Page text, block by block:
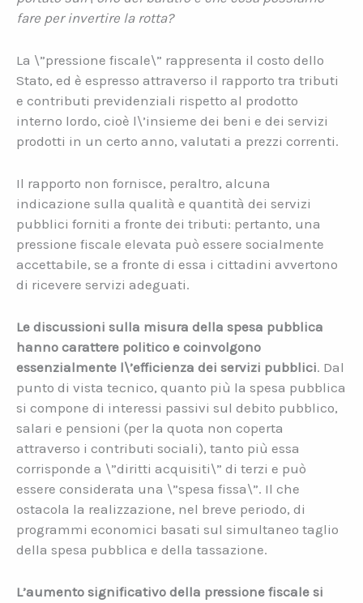
fare per invertire la rotta?
La \”pressione fiscale\” rappresenta il costo dello
Stato, ed è espresso attraverso il rapporto tra tributi
e contributi previdenziali rispetto al prodotto
interno lordo, cioè l\’insieme dei beni e dei servizi
prodotti in un certo anno, valutati a prezzi correnti.
Il rapporto non fornisce, peraltro, alcuna
indicazione sulla qualità e quantità dei servizi
pubblici forniti a fronte dei tributi: pertanto, una
pressione fiscale elevata può essere socialmente
accettabile, se a fronte di essa i cittadini avvertono
di ricevere servizi adeguati.
Le discussioni sulla misura della spesa pubblica
hanno carattere politico e coinvolgono
essenzialmente l\’efficienza dei servizi pubblici. Dal
punto di vista tecnico, quanto più la spesa pubblica
si compone di interessi passivi sul debito pubblico,
salari e pensioni (per la quota non coperta
attraverso i contributi sociali), tanto più essa
corrisponde a \”diritti acquisiti\” di terzi e può
essere considerata una \”spesa fissa\”. Il che
ostacola la realizzazione, nel breve periodo, di
programmi economici basati sul simultaneo taglio
della spesa pubblica e della tassazione.
L’aumento significativo della pressione fiscale si